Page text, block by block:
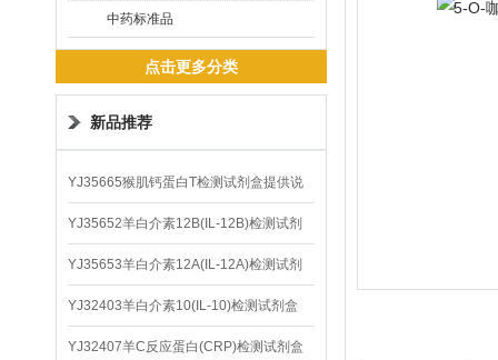
中药标准品
点击更多分类
新品推荐
YJ35665猴肌钙蛋白T检测试剂盒提供说
明书
YJ35652羊白介素12B(IL-12B)检测试剂
盒
YJ35653羊白介素12A(IL-12A)检测试剂
盒
YJ32403羊白介素10(IL-10)检测试剂盒
YJ32407羊C反应蛋白(CRP)检测试剂盒